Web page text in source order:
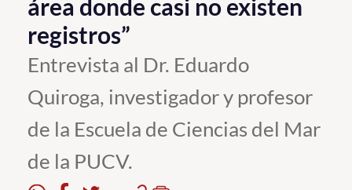
Admisión
Pregrado
Postgrado
Formación Continua
Estudiantes
área donde casi no existen
registros”
Entrevista al Dr. Eduardo
Quiroga, investigador y profesor
de la Escuela de Ciencias del Mar
de la PUCV.